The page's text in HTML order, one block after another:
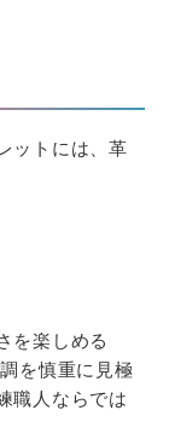
ットには、革
を楽しめる
を慎重に見極
職人ならでは